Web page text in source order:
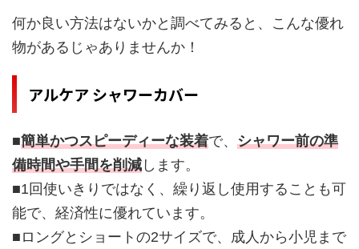
何か良い方法はないかと調べてみると、こんな優れ
物があるじゃありませんか！
アルケア シャワーカバー
■簡単かつスピーディーな装着で、 シャワー前の準
備時間や手間を削減 します。
■1回使いきりではなく、繰り返し使用することも可
能で、経済性に優れています。
■ロングとショートの2サイズで、成人から小児まで